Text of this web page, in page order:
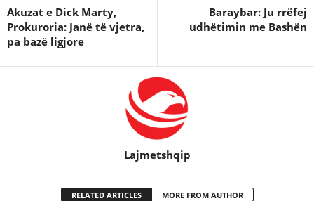
Akuzat e Dick Marty,
Prokuroria: Janë të vjetra,
pa bazë ligjore
Baraybar: Ju rrëfej
udhëtimin me Bashën
Lajmetshqip
RELATED ARTICLES MORE FROM AUTHOR